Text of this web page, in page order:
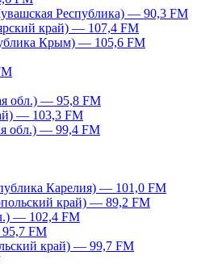
Республика) — 90,3 FM
край) — 107,4 FM
Крым) — 105,6 FM
обл.) — 95,8 FM
— 103,3 FM
обл.) — 99,4 FM
Карелия) — 101,0 FM
край) — 89,2 FM
— 102,4 FM
FM
край) — 99,7 FM